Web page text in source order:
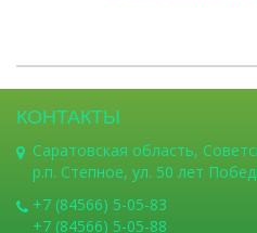
КОНТАКТЫ
Саратовская область,
р.п. Степное, ул. 50 лет
+7 (84566) 5-05-83
+7 (84566) 5-05-88